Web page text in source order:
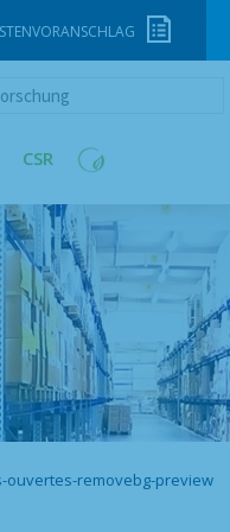
CSR
ouvertes-removebg-preview